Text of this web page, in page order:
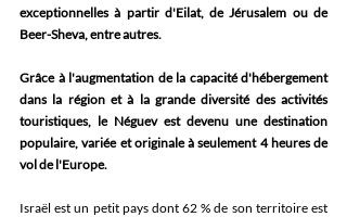
exceptionnelles à partir d'Eilat, de Jérusalem ou de
Beer-Sheva, entre autres.
Grâce à l'augmentation de la capacité d'hébergement
dans la région et à la grande diversité des activités
touristiques, le Néguev est devenu une destination
populaire, variée et originale à seulement 4 heures de
vol de l'Europe.
Israël est un petit pays dont 62 % de son territoire est